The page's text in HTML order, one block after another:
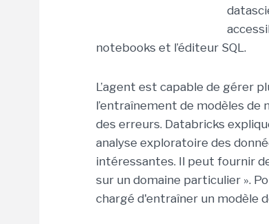
notebooks et l’éditeur SQL.
L’agent est capable de gérer
l’entraînement de modèles de
des erreurs. Databricks
analyse exploratoire des
intéressantes. Il peut fournir
sur un domaine particulier ».
chargé d'entraîner un modèle